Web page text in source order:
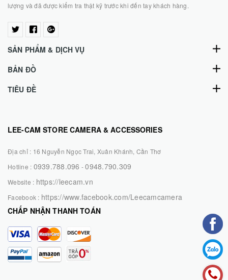
lượng và đã được kiểm tra thật kỹ trước khi đến tay khách hàng.
SẢN PHẨM & DỊCH VỤ
BẢN ĐỒ
TIÊU ĐỀ
LEE-CAM STORE CAMERA & ACCESSORIES
Địa chỉ : 16 Nguyễn Ngọc Trai, Xuân Khánh, Cần Thơ
Hotline : 0939.788.096 -0948.790.309
Website : https://leecam.vn
Facebook : https://www.facebook.com/Leecamcamera
CHẤP NHẬN THANH TOÁN